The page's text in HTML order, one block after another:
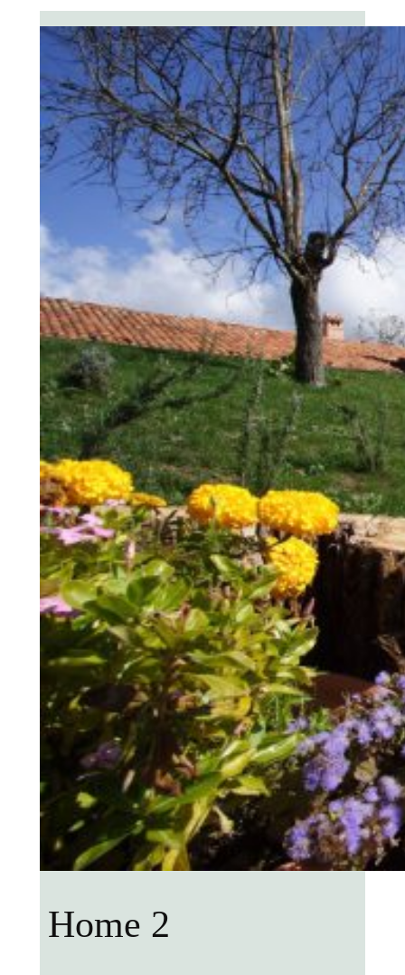
Home 2